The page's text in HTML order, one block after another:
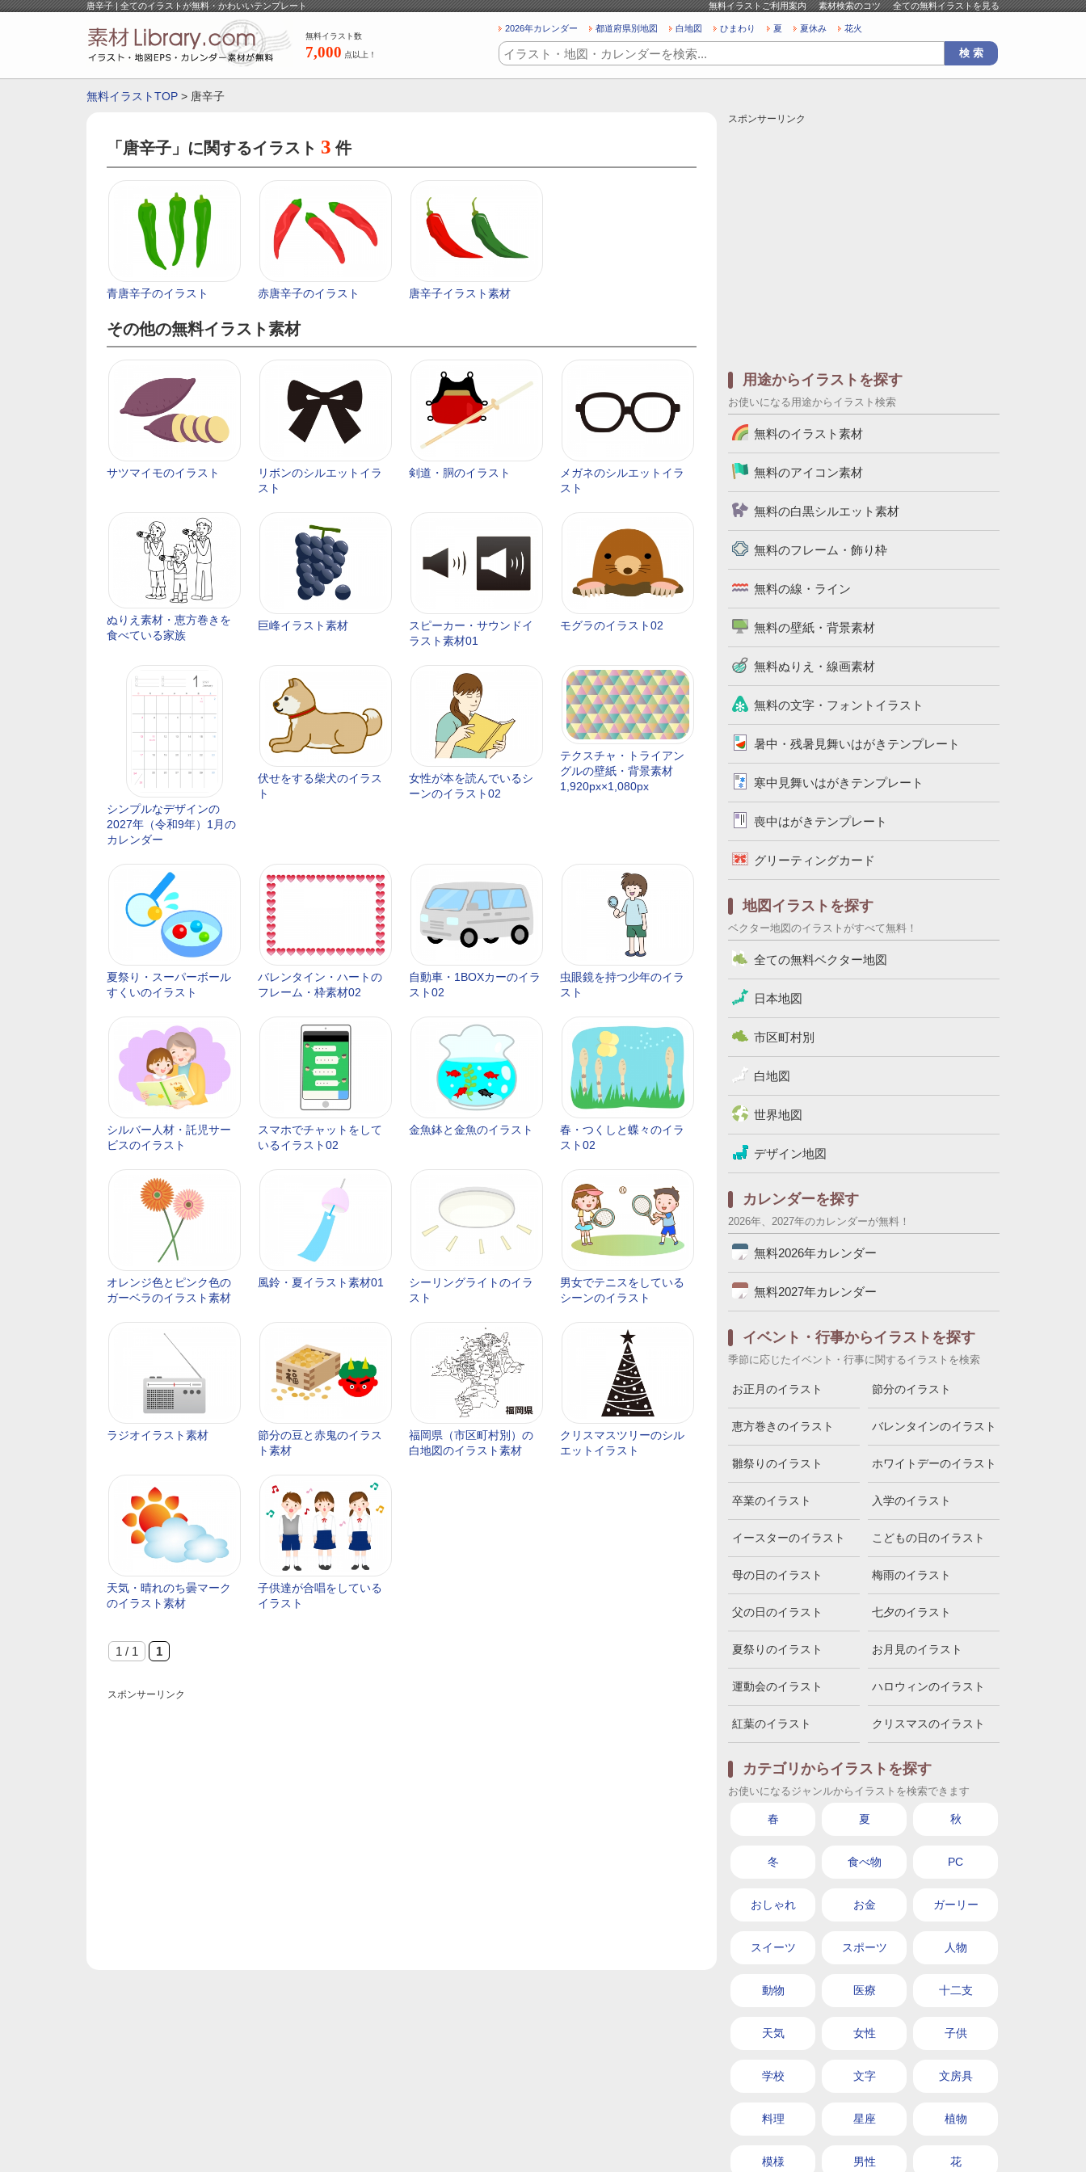
唐辛子 | 全てのイラストが無料・かわいいテンプレート 無料イラストご利用案内 素材検索のコツ 全ての無料イラストを見る
無料イラスト数
7,000 点以上！
2026年カレンダー 都道府県別地図 白地図 ひまわり 夏 夏休み 花火
無料イラストTOP > 唐辛子
「唐辛子」に関するイラスト 3 件
青唐辛子のイラスト 赤唐辛子のイラスト 唐辛子イラスト素材
その他の無料イラスト素材
サツマイモのイラスト
リボンのシルエットイラ
スト
剣道・胴のイラスト
メガネのシルエットイラ
スト
ぬりえ素材・恵方巻きを
食べている家族
巨峰イラスト素材
スピーカー・サウンドイ
ラスト素材01
モグラのイラスト02
シンプルなデザインの
2027年（令和9年）1月の
カレンダー
伏せをする柴犬のイラス
ト
女性が本を読んでいるシ
ーンのイラスト02
テクスチャ・トライアン
グルの壁紙・背景素材
1,920px×1,080px
夏祭り・スーパーボール
すくいのイラスト
バレンタイン・ハートの
フレーム・枠素材02
自動車・1BOXカーのイラ
スト02
虫眼鏡を持つ少年のイラ
スト
シルバー人材・託児サー
ビスのイラスト
スマホでチャットをして
いるイラスト02
金魚鉢と金魚のイラスト
春・つくしと蝶々のイラ
スト02
オレンジ色とピンク色の
ガーベラのイラスト素材
風鈴・夏イラスト素材01
シーリングライトのイラ
スト
男女でテニスをしている
シーンのイラスト
ラジオイラスト素材
節分の豆と赤鬼のイラス
ト素材
福岡県（市区町村別）の
白地図のイラスト素材
クリスマスツリーのシル
エットイラスト
天気・晴れのち曇マーク
のイラスト素材
子供達が合唱をしている
イラスト
1 / 1 1
スポンサーリンク
スポンサーリンク
用途からイラストを探す
お使いになる用途からイラスト検索
無料のイラスト素材
無料のアイコン素材
無料の白黒シルエット素材
無料のフレーム・飾り枠
無料の線・ライン
無料の壁紙・背景素材
無料ぬりえ・線画素材
無料の文字・フォントイラスト
暑中・残暑見舞いはがきテンプレート
寒中見舞いはがきテンプレート
喪中はがきテンプレート
グリーティングカード
地図イラストを探す
ベクター地図のイラストがすべて無料！
全ての無料ベクター地図
日本地図
市区町村別
白地図
世界地図
デザイン地図
カレンダーを探す
2026年、2027年のカレンダーが無料！
無料2026年カレンダー
無料2027年カレンダー
イベント・行事からイラストを探す
季節に応じたイベント・行事に関するイラストを検索
お正月のイラスト 節分のイラスト
恵方巻きのイラスト バレンタインのイラスト
雛祭りのイラスト ホワイトデーのイラスト
卒業のイラスト 入学のイラスト
イースターのイラスト こどもの日のイラスト
母の日のイラスト 梅雨のイラスト
父の日のイラスト 七夕のイラスト
夏祭りのイラスト お月見のイラスト
運動会のイラスト ハロウィンのイラスト
紅葉のイラスト クリスマスのイラスト
カテゴリからイラストを探す
お使いになるジャンルからイラストを検索できます
春 夏 秋
冬 食べ物 PC
おしゃれ お金 ガーリー
スイーツ スポーツ 人物
動物 医療 十二支
天気 女性 子供
学校 文字 文房具
料理 星座 植物
模様 男性 花